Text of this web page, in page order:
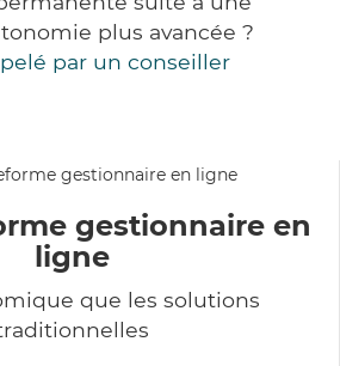
plus avancée ?
par un conseiller
gestionnaire en
ligne
que les solutions